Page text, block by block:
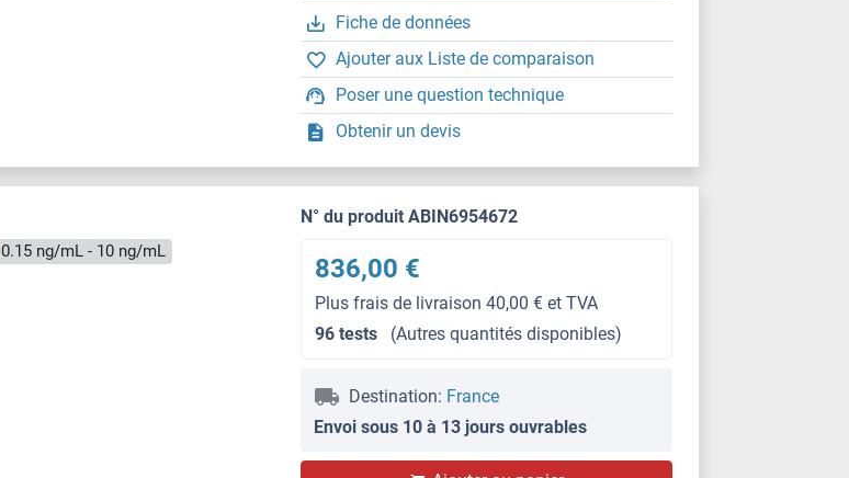
Fiche de données
Ajouter aux Liste de comparaison
Poser une question technique
Obtenir un devis
0.15 ng/mL - 10 ng/mL
N° du produit ABIN6954672
836,00 €
Plus frais de livraison 40,00 € et TVA
96 tests
(Autres quantités disponibles)
Destination: France
Envoi sous 10 à 13 jours ouvrables